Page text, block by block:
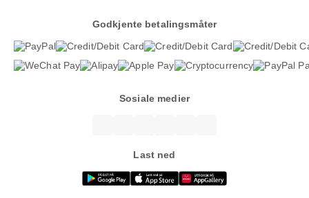
Godkjente betalingsmåter
Sosiale medier
Last ned